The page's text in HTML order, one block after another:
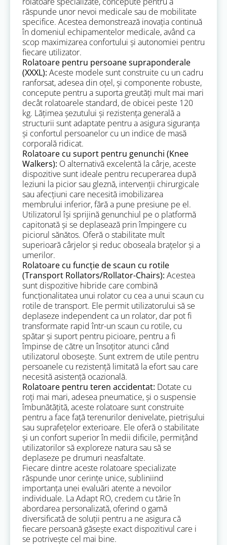
răspunde unor nevoi medicale sau de mobilitate
specifice. Acestea demonstrează inovația continuă
în domeniul echipamentelor medicale, având ca
scop maximizarea confortului și autonomiei pentru
fiecare utilizator.
Rolatoare pentru persoane supraponderale
(XXXL): Aceste modele sunt construite cu un cadru
ranforsat, adesea din oțel, și componente robuste,
concepute pentru a suporta greutăți mult mai mari
decât rolatoarele standard, de obicei peste 120
kg. Lățimea șezutului și rezistența generală a
structurii sunt adaptate pentru a asigura siguranța
și confortul persoanelor cu un indice de masă
corporală ridicat.
Rolatoare cu suport pentru genunchi (Knee
Walkers): O alternativă excelentă la cârje, aceste
dispozitive sunt ideale pentru recuperarea după
leziuni la picior sau gleznă, intervenții chirurgicale
sau afecțiuni care necesită imobilizarea
membrului inferior, fără a pune presiune pe el.
Utilizatorul își sprijină genunchiul pe o platformă
capitonată și se deplasează prin împingere cu
piciorul sănătos. Oferă o stabilitate mult
superioară cârjelor și reduc oboseala brațelor și a
umerilor.
Rolatoare cu funcție de scaun cu rotile
(Transport Rollators/Rollator-Chairs): Acestea
sunt dispozitive hibride care combină
funcționalitatea unui rolator cu cea a unui scaun cu
rotile de transport. Ele permit utilizatorului să se
deplaseze independent ca un rolator, dar pot fi
transformate rapid într-un scaun cu rotile, cu
spătar și suport pentru picioare, pentru a fi
împinse de către un însoțitor atunci când
utilizatorul obosește. Sunt extrem de utile pentru
persoanele cu rezistență limitată la efort sau care
necesită asistență ocazională.
Rolatoare pentru teren accidentat: Dotate cu
roți mai mari, adesea pneumatice, și o suspensie
îmbunătățită, aceste rolatoare sunt construite
pentru a face față terenurilor denivelate, pietrișului
sau suprafețelor exterioare. Ele oferă o stabilitate
și un confort superior în medii dificile, permițând
utilizatorilor să exploreze natura sau să se
deplaseze pe drumuri neasfaltate.
Fiecare dintre aceste rolatoare specializate
răspunde unor cerințe unice, subliniind
importanța unei evaluări atente a nevoilor
individuale. La Adapt RO, credem cu tărie în
abordarea personalizată, oferind o gamă
diversificată de soluții pentru a ne asigura că
fiecare persoană găsește exact dispozitivul care i
se potrivește cel mai bine.